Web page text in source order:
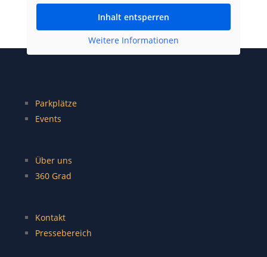
Inhalt entsperren
Weitere Informationen
Parkplätze
Events
Über uns
360 Grad
Kontakt
Pressebereich